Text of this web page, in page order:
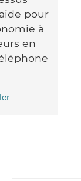
pour
à
en